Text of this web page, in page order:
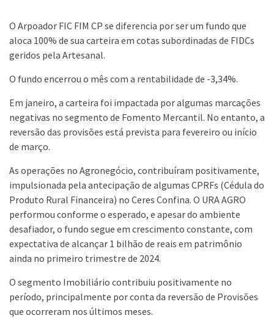
O Arpoador FIC FIM CP se diferencia por ser um fundo que
aloca 100% de sua carteira em cotas subordinadas de FIDCs
geridos pela Artesanal.
O fundo encerrou o mês com a rentabilidade de -3,34%.
Em janeiro, a carteira foi impactada por algumas marcações
negativas no segmento de Fomento Mercantil. No entanto, a
reversão das provisões está prevista para fevereiro ou início
de março.
As operações no Agronegócio, contribuíram positivamente,
impulsionada pela antecipação de algumas CPRFs (Cédula do
Produto Rural Financeira) no Ceres Confina. O URA AGRO
performou conforme o esperado, e apesar do ambiente
desafiador, o fundo segue em crescimento constante, com
expectativa de alcançar 1 bilhão de reais em patrimônio
ainda no primeiro trimestre de 2024.
O segmento Imobiliário contribuiu positivamente no
período, principalmente por conta da reversão de Provisões
que ocorreram nos últimos meses.